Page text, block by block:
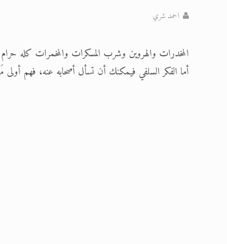
الحجّ.. دلالات، حِكم،
احمد شري
المخدرات والهروين وشرب المسكرات والمخمرات كله حرام
أما الفكر السلفي فيمكنك أن تسأل أصحابه عنه، فهم